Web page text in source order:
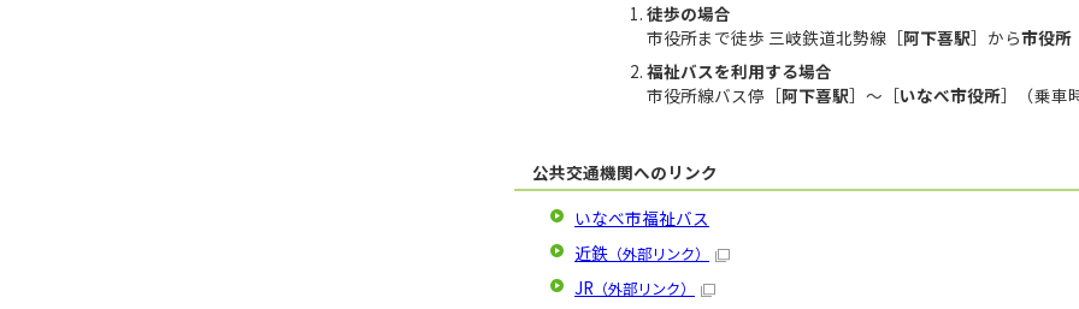
徒歩の場合
市役所まで徒歩 三岐鉄道北勢線［阿下喜駅］から市役所
福祉バスを利用する場合
市役所線バス停［阿下喜駅］～［いなべ市役所］（乗車
公共交通機関へのリンク
いなべ市福祉バス
近鉄 （外部リンク）
JR （外部リンク）